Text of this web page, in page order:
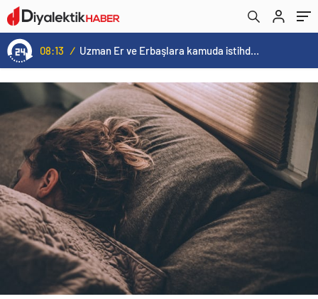
08:13 / Uzman Er ve Erbaşlara kamuda istihdam dönemi
verdi: Sıra insanlı deneyde